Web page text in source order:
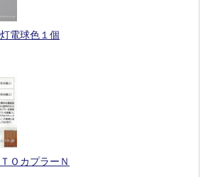
電球色１個
ＯカプラーＮ